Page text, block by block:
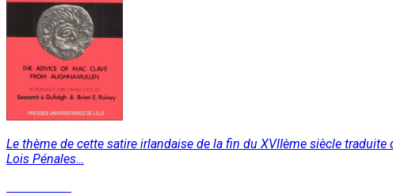
Le thème de cette satire irlandaise de la fin du XVIIème siècle
Lois Pénales…